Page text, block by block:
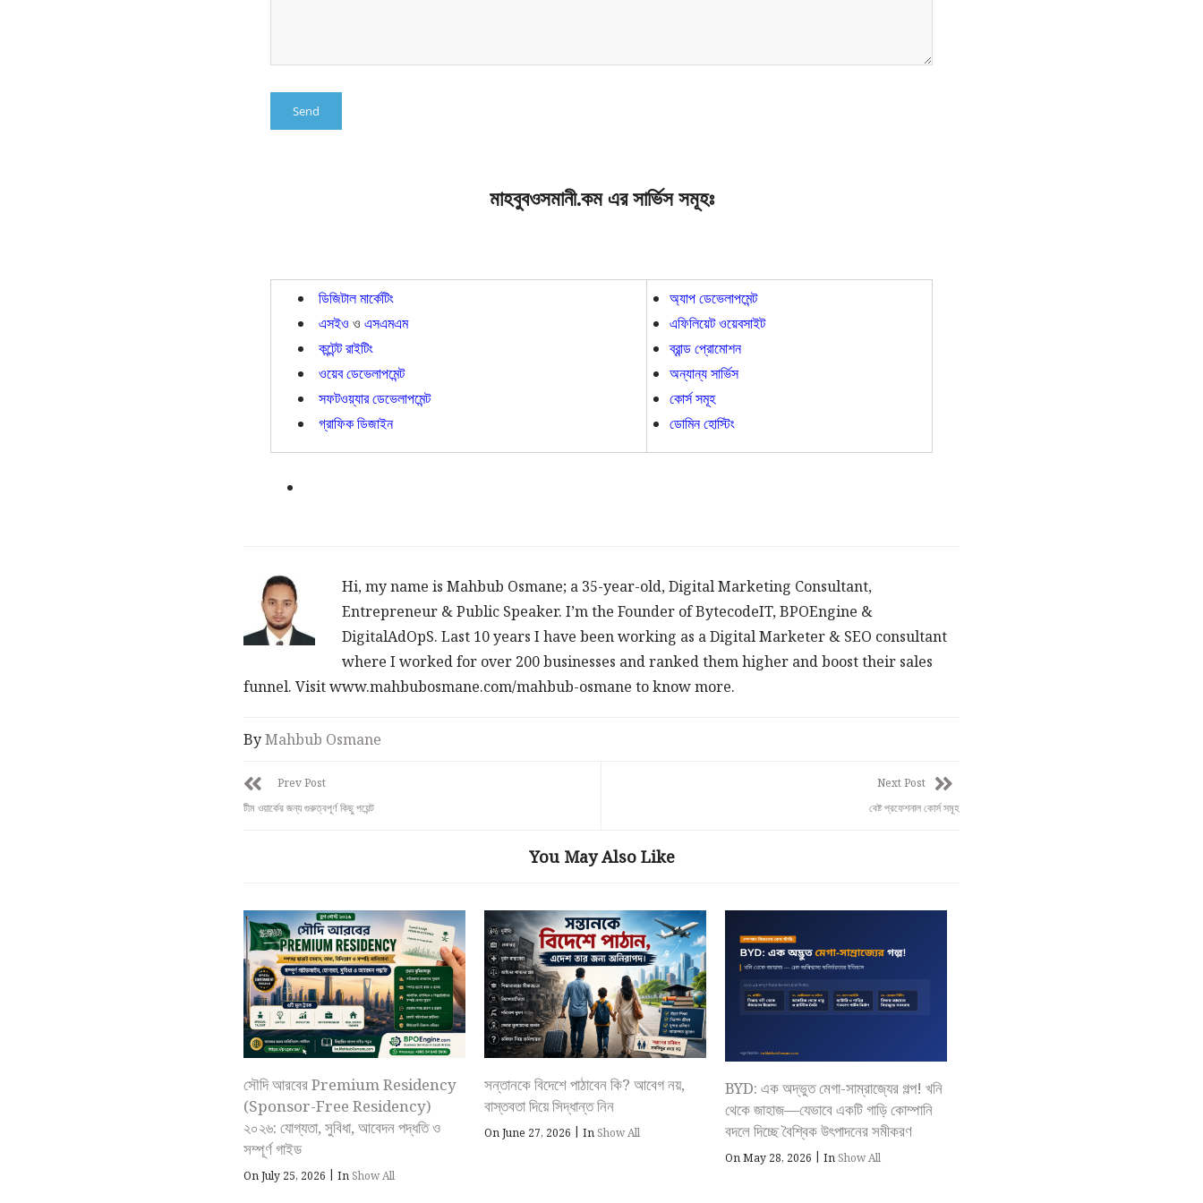
মাহবুবওসমানী.কম এর সার্ভিস সমূহঃ
ডিজিটাল মার্কেটিং
এসইও ও এসএমএম
কন্টেন্ট রাইটিং
ওয়েব ডেভেলাপমেন্ট
সফটওয়্যার ডেভেলাপমেন্ট
গ্রাফিক ডিজাইন
অ্যাপ ডেভেলাপমেন্ট
এফিলিয়েট ওয়েবসাইট
ব্রান্ড প্রোমোশন
অন্যান্য সার্ভিস
কোর্স সমূহ
ডোমিন হোস্টিং
Hi, my name is Mahbub Osmane; a 35-year-old, Digital Marketing Consultant,
Entrepreneur & Public Speaker. I’m the Founder of BytecodeIT, BPOEngine &
DigitalAdOpS. Last 10 years I have been working as a Digital Marketer & SEO consultant
where I worked for over 200 businesses and ranked them higher and boost their sales
funnel. Visit www.mahbubosmane.com/mahbub-osmane to know more.
ByMahbub Osmane
Prev Post
টীম ওয়ার্কের জন্য গুরুত্বপূর্ণ কিছু পয়েন্ট
Next Post
বেষ্ট প্রফেশনাল কোর্স সমূহ
You May Also Like
সৌদি আরবের Premium Residency
(Sponsor-Free Residency)
২০২৬: যোগ্যতা, সুবিধা, আবেদন পদ্ধতি ও
সম্পূর্ণ গাইড
On July 25, 2026 | InShow All
সন্তানকে বিদেশে পাঠাবেন কি? আবেগ নয়,
বাস্তবতা দিয়ে সিদ্ধান্ত নিন
On June 27, 2026 | InShow All
BYD: এক অদ্ভুত মেগা-সাম্রাজ্যের গল্প! খনি
থেকে জাহাজ—যেভাবে একটি গাড়ি কোম্পানি
বদলে দিচ্ছে বৈশ্বিক উৎপাদনের সমীকরণ
On May 28, 2026 | InShow All